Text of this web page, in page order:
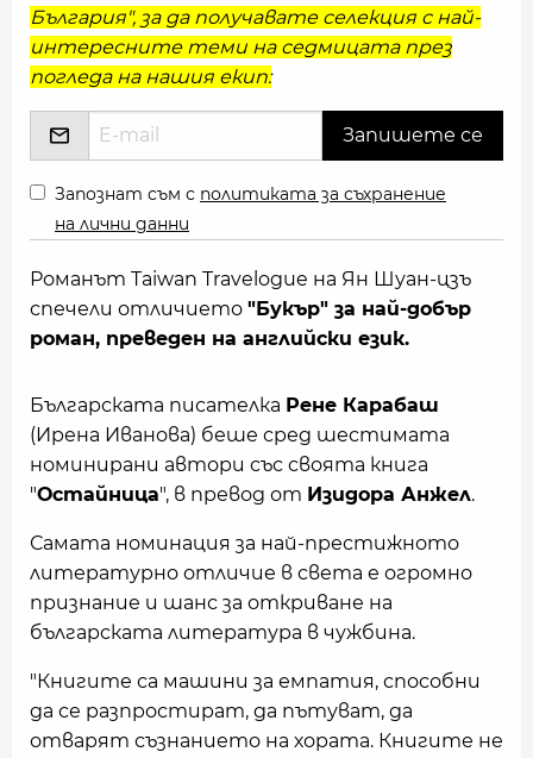
България", за да получавате селекция с най-
интересните теми на седмицата през
погледа на нашия екип:
Запознат съм с политиката за съхранение
на лични данни
Романът Taiwan Travelogue на Ян Шуан-цзъ
спечели отличието "Букър" за най-добър
роман, преведен на английски език.
Българската писателка Рене Карабаш
(Ирена Иванова) беше сред шестимата
номинирани автори със своята книга
"Остайница", в превод от Изидора Анжел.
Самата номинация за най-престижното
литературно отличие в света е огромно
признание и шанс за откриване на
българската литература в чужбина.
"Книгите са машини за емпатия, способни
да се разпростират, да пътуват, да
отварят съзнанието на хората. Книгите не